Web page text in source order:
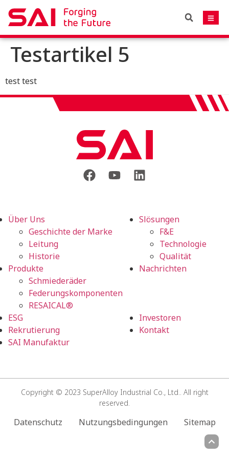
Testartikel 5
test test
Über Uns
Geschichte der Marke
Leitung
Historie
Slösungen
F&E
Technologie
Qualität
Produkte
Schmiederäder
Federungskomponenten
RESAICAL®
Nachrichten
ESG
Investoren
Rekrutierung
Kontakt
SAI Manufaktur
Copyright © 2023 SuperAlloy Industrial Co., Ltd.. All right
reserved.
Datenschutz Nutzungsbedingungen Sitemap